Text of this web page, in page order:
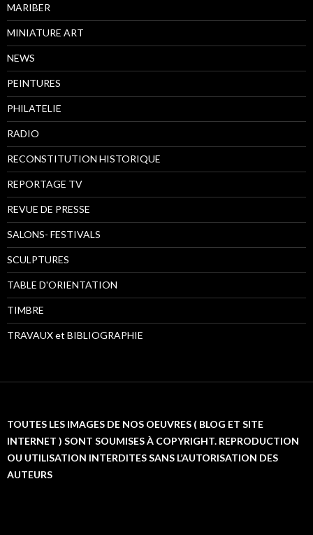
MARIBER
MINIATURE ART
NEWS
PEINTURES
PHILATELIE
RADIO
RECONSTITUTION HISTORIQUE
REPORTAGE TV
REVUE DE PRESSE
SALONS- FESTIVALS
SCULPTURES
TABLE D'ORIENTATION
TIMBRE
TRAVAUX et BIBLIOGRAPHIE
TOUTES LES IMAGES DE NOS OEUVRES ( BLOG ET SITE
INTERNET ) SONT SOUMISES À COPYRIGHT. REPRODUCTION
OU UTILISATION INTERDITES SANS L’AUTORISATION DES
AUTEURS